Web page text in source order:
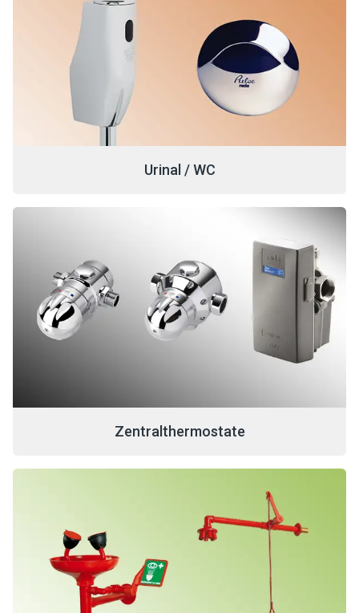
Urinal / WC
Zentralthermostate